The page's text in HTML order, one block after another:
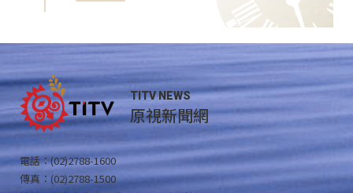
TITV NEWS
原視新聞網
電話：(02)2788-1600
傳真：(02)2788-1500